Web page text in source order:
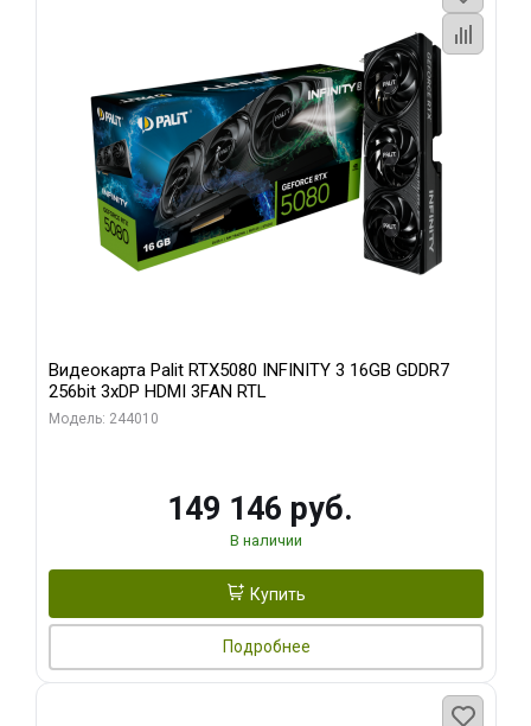
Видеокарта Palit RTX5080 INFINITY 3 16GB GDDR7
256bit 3xDP HDMI 3FAN RTL
Модель: 244010
149 146 руб.
В наличии
Купить
Подробнее